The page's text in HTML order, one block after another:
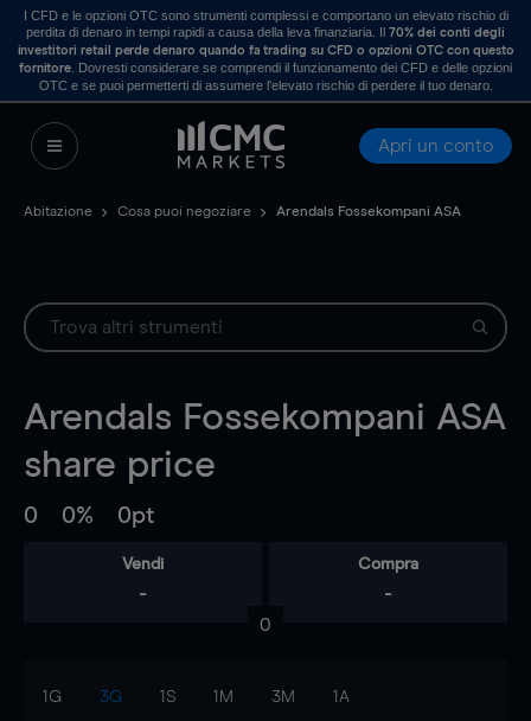
I CFD e le opzioni OTC sono strumenti complessi e comportano un elevato rischio di
perdita di denaro in tempi rapidi a causa della leva finanziaria. Il70% dei conti degli
investitori retail perde denaro quando fa trading su CFD o opzioni OTC con questo
fornitore . Dovresti considerare se comprendi il funzionamento dei CFD e delle opzioni
OTC e se puoi permetterti di assumere l’elevato rischio di perdere il tuo denaro.
Apri un conto
Abitazione Cosa puoi negoziare Arendals Fossekompani ASA
Arendals Fossekompani ASA
share price
0 0% 0pt
Vendi
-
Compra
-
0
1G 3G 1S 1M 3M 1A